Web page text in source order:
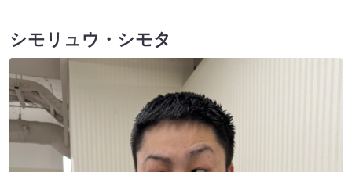
シモリュウ・シモタ